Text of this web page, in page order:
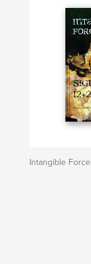
Intangible